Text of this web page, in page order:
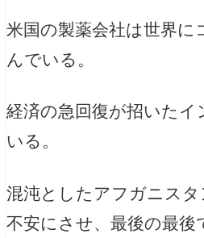
米国の製薬会社は世界
んでいる。
経済の急回復が招いたイ
いる。
混沌としたアフガニスタ
不安にさせ、最後の最後